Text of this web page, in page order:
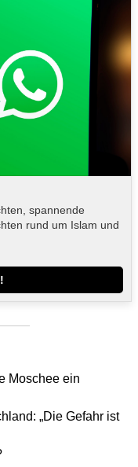
spannende
rund um Islam und
Moschee ein
„Die Gefahr ist